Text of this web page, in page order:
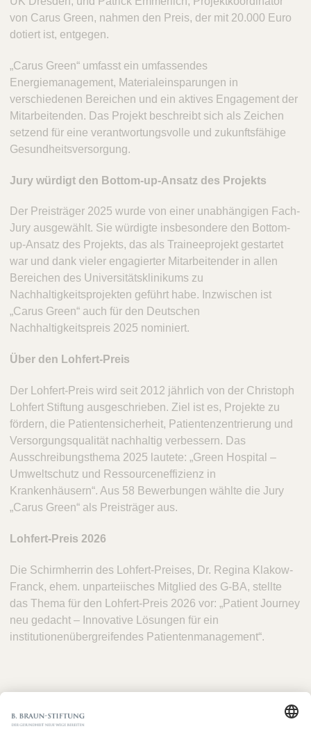
von Carus Green, nahmen den Preis, der mit 20.000 Euro
dotiert ist, entgegen.
„Carus Green“ umfasst ein umfassendes
Energiemanagement, Materialeinsparungen in
verschiedenen Bereichen und ein aktives Engagement der
Mitarbeitenden. Das Projekt beschreibt sich als Zeichen
setzend für eine verantwortungsvolle und zukunftsfähige
Gesundheitsversorgung.
Jury würdigt den Bottom-up-Ansatz des Projekts
Der Preisträger 2025 wurde von einer unabhängigen Fach-
Jury ausgewählt. Sie würdigte insbesondere den Bottom-
up-Ansatz des Projekts, das als Traineeprojekt gestartet
war und dank vieler engagierter Mitarbeitender in allen
Bereichen des Universitätsklinikums zu
Nachhaltigkeitsprojekten geführt habe. Inzwischen ist
„Carus Green“ auch für den Deutschen
Nachhaltigkeitspreis 2025 nominiert.
Über den Lohfert-Preis
Der Lohfert-Preis wird seit 2012 jährlich von der Christoph
Lohfert Stiftung ausgeschrieben. Ziel ist es, Projekte zu
fördern, die Patientensicherheit, Patientenzentrierung und
Versorgungsqualität nachhaltig verbessern. Das
Ausschreibungsthema 2025 lautete: „Green Hospital –
Umweltschutz und Ressourceneffizienz in
Krankenhäusern“. Aus 58 Bewerbungen wählte die Jury
„Carus Green“ als Preisträger aus.
Lohfert-Preis 2026
Die Schirmherrin des Lohfert-Preises, Dr. Regina Klakow-
Franck, ehem. unparteiisches Mitglied des G-BA, stellte
das Thema für den Lohfert-Preis 2026 vor: „Patient Journey
neu gedacht – Innovative Lösungen für ein
institutionenübergreifendes Patientenmanagement“.